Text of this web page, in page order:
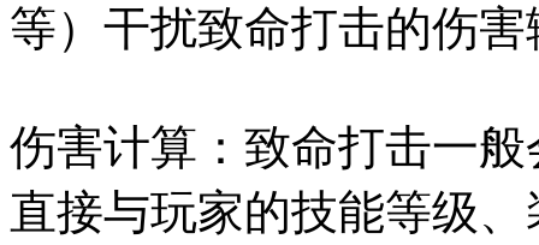
等）干扰致命打击的伤害
伤害计算：致命打击一
直接与玩家的技能等级